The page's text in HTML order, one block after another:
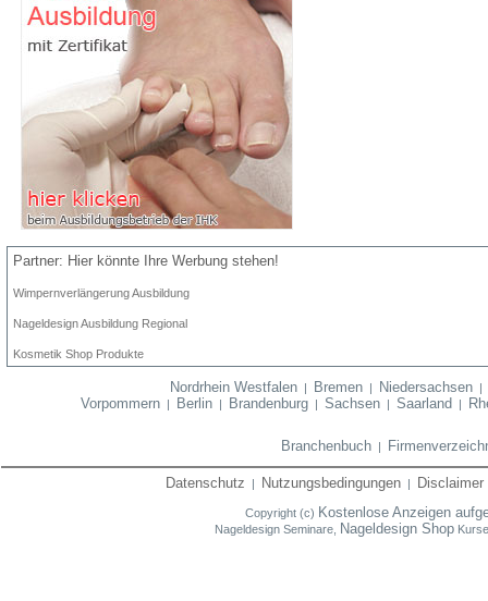
Partner: Hier könnte Ihre Werbung stehen!
Wimpernverlängerung Ausbildung
Nageldesign Ausbildung Regional
Kosmetik Shop Produkte
Nordrhein Westfalen| Bremen| Niedersachsen|
Vorpommern| Berlin| Brandenburg| Sachsen| Saarland |
Branchenbuch|
Datenschutz | Nutzungsbedingungen | Disclaimer
Copyright (c) Kostenlose Anzeigen
Nageldesign Seminare, Nageldesign Shop